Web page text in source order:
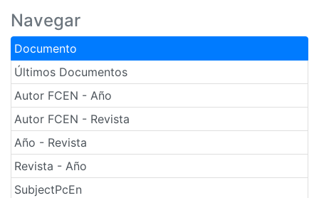
Navegar
Documento
Últimos Documentos
Autor FCEN - Año
Autor FCEN - Revista
Año - Revista
Revista - Año
SubjectPcEn